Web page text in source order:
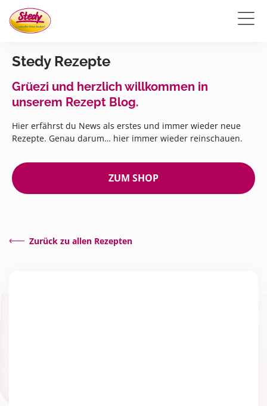
Stedy Rezepte
Grüezi und herzlich willkommen in
unserem Rezept Blog.
Hier erfährst du News als erstes und immer wieder neue
Rezepte. Genau darum… hier immer wieder reinschauen.
ZUM SHOP
Zurück zu allen Rezepten